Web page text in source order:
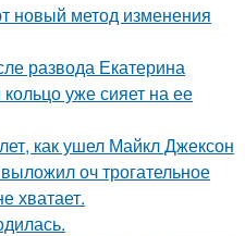
новый метод изменения
развода Екатерина
уже сияет на ее
как ушел Майкл Джексон
оч трогательное
хватает.